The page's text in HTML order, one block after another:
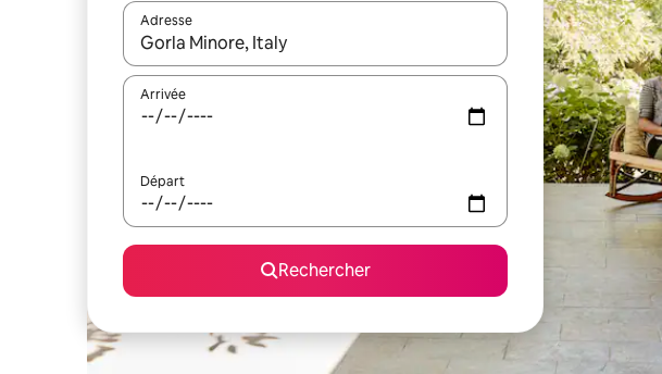
Adresse
Lorsque les résultats s'affichent, utilisez les flèches vers le haut et vers le
Arrivée
Départ
Rechercher